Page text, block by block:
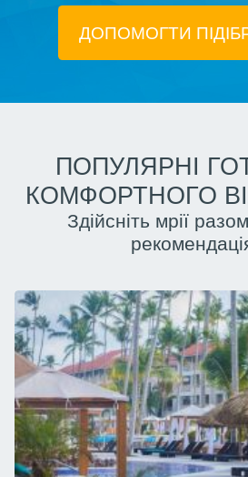
ДОПОМОГТИ
ПОПУЛЯРНІ
КОМФОРТНОГО
Здійсніть мрії